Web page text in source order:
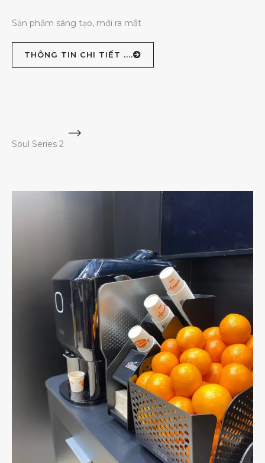
Sản phẩm sáng tạo, mới ra mắt
THÔNG TIN CHI TIẾT ....
Soul Series 2